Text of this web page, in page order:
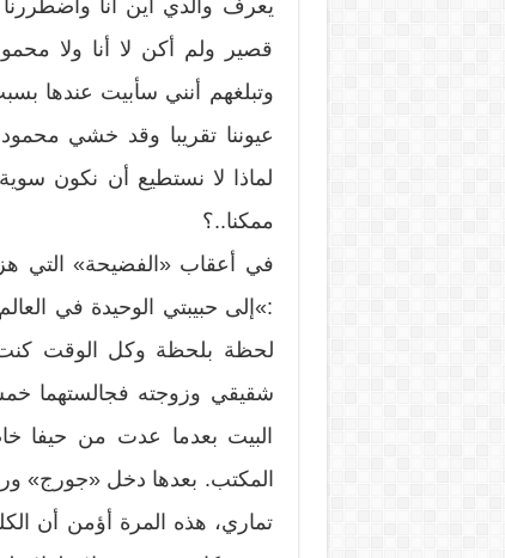
يعرف والدي أين أنا
قصير ولم أكن لا أنا ولا
وتبلغهم أنني سأبيت عندها
عيوننا تقريبا وقد خشي
لماذا لا نستطيع أن نكون
ممكنا..؟
في أعقاب «الفضيحة» التي
:»إلى حبيبتي الوحيدة في
لحظة بلحظة وكل الوقت كنت
شقيقي وزوجته فجالستهما
البيت بعدما عدت من حيفا
المكتب. بعدها دخل «جورج»
تماري، هذه المرة أؤمن أن